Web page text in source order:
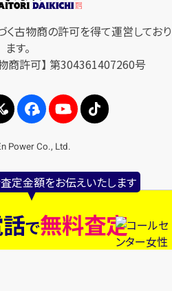
定金額をお伝えいたします
で無料査定
古物商の許可を得て運営しており
ます。
商許可】 第304361407260号
Power Co., Ltd.